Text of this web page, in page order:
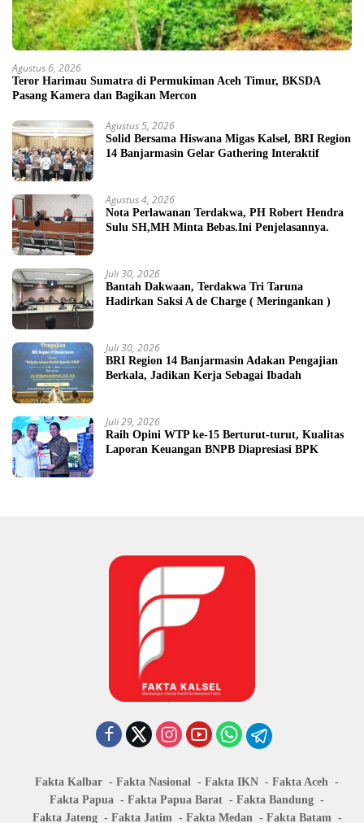
Agustus 6, 2026
Teror Harimau Sumatra di Permukiman Aceh Timur, BKSDA
Pasang Kamera dan Bagikan Mercon
Agustus 5, 2026
Solid Bersama Hiswana Migas Kalsel, BRI Region
14 Banjarmasin Gelar Gathering Interaktif
Agustus 4, 2026
Nota Perlawanan Terdakwa, PH Robert Hendra
Sulu SH,MH Minta Bebas.Ini Penjelasannya.
Juli 30, 2026
Bantah Dakwaan, Terdakwa Tri Taruna
Hadirkan Saksi A de Charge ( Meringankan )
Juli 30, 2026
BRI Region 14 Banjarmasin Adakan Pengajian
Berkala, Jadikan Kerja Sebagai Ibadah
Juli 29, 2026
Raih Opini WTP ke-15 Berturut-turut, Kualitas
Laporan Keuangan BNPB Diapresiasi BPK
Fakta Kalbar Fakta Nasional Fakta IKN
Fakta Aceh
Fakta Papua
Fakta Papua Barat
Fakta Bandung
Fakta Jateng
Fakta Jatim Fakta Medan Fakta Batam